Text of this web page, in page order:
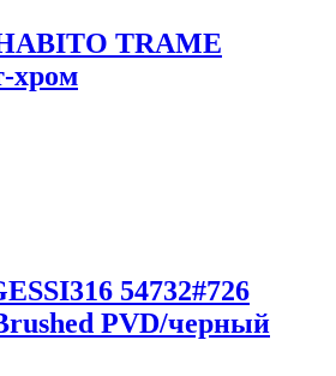
TRAME
хром
54732#726
PVD/черный